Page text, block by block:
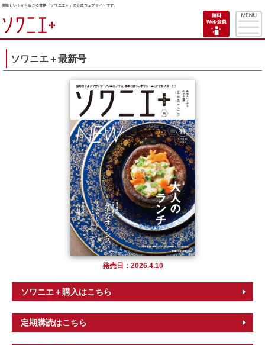
美味しい！から広がる世界「ソワニエ＋」の公式ウェブサイトです。
ソワニエ＋最新号
発売日：2026.4.10
ソワニエ＋購入はこちら
定期購読はこちら